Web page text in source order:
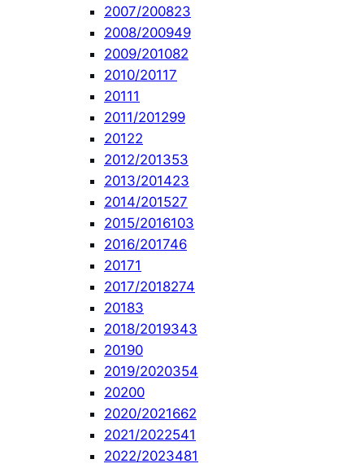
2007/200823
2008/200949
2009/201082
2010/20117
20111
2011/201299
20122
2012/201353
2013/201423
2014/201527
2015/2016103
2016/201746
20171
2017/2018274
20183
2018/2019343
20190
2019/2020354
20200
2020/2021662
2021/2022541
2022/2023481